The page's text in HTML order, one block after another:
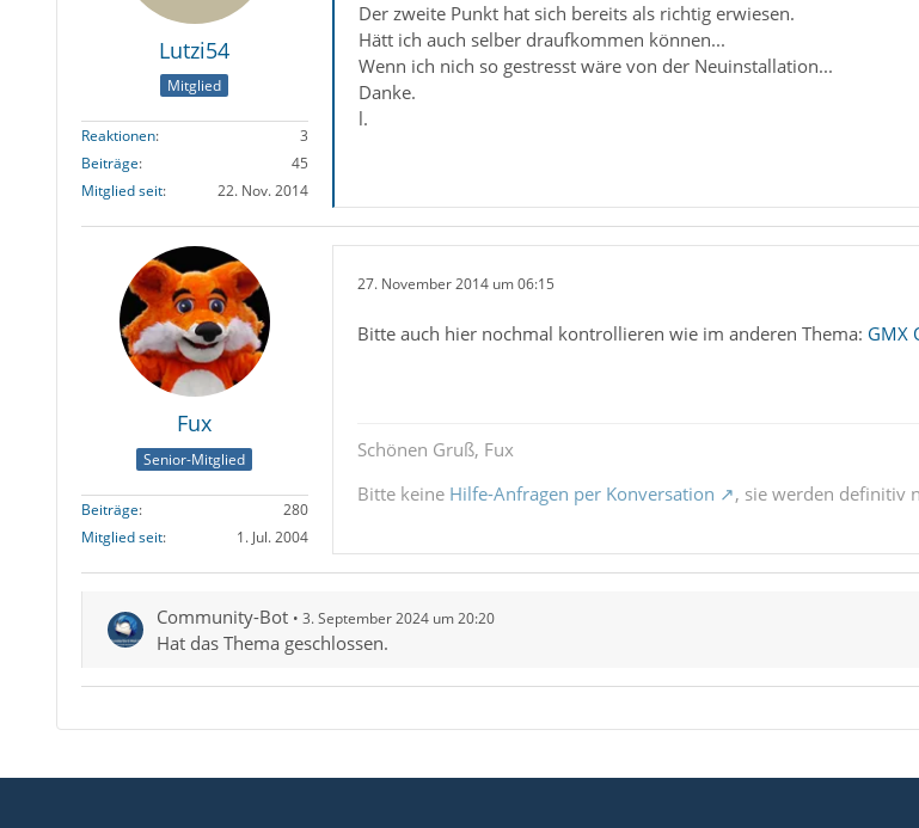
Lutzi54
Mitglied
Reaktionen
3
Beiträge
45
Mitglied seit
22. Nov. 2014
Der zweite Punkt hat sich bereits als richtig erwiesen.
Hätt ich auch selber draufkommen können...
Wenn ich nich so gestresst wäre von der Neuinstallation...
Danke.
l.
Fux
Senior-Mitglied
Beiträge
280
Mitglied seit
1. Jul. 2004
27. November 2014 um 06:15
Bitte auch hier nochmal kontrollieren wie im anderen Thema: GMX
Schönen Gruß, Fux
Bitte keine Hilfe-Anfragen per Konversation , sie werden definitiv
Community-Bot 3. September 2024 um 20:20
Hat das Thema geschlossen.